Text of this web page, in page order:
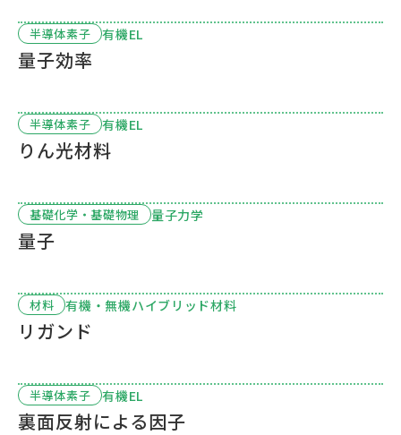
半導体素子 有機EL
量子効率
半導体素子 有機EL
りん光材料
基礎化学・基礎物理 量子力学
量子
材料 有機・無機ハイブリッド材料
リガンド
半導体素子 有機EL
裏面反射による因子